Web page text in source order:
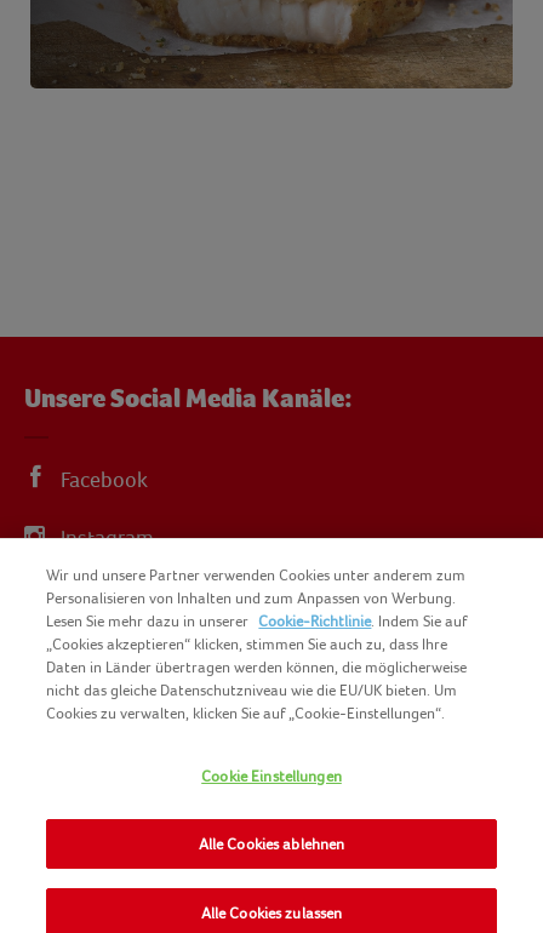
Unsere Social Media Kanäle:
Facebook
Instagram
YouTube
SITEMAP
KONTAKT
IMPRESSUM
NOMAD FOODS
NUTZUNGSBEDINGUNGEN
PRIVACY POLICY
Wir und unsere Partner verwenden Cookies unter anderem zum
Personalisieren von Inhalten und zum Anpassen von Werbung.
Lesen Sie mehr dazu in unserer Cookie-Richtlinie. Indem Sie auf
„Cookies akzeptieren“ klicken, stimmen Sie auch zu, dass Ihre
Daten in Länder übertragen werden können, die möglicherweise
nicht das gleiche Datenschutzniveau wie die EU/UK bieten. Um
Cookies zu verwalten, klicken Sie auf „Cookie-Einstellungen“.
Cookie Einstellungen
Alle Cookies ablehnen
Alle Cookies zulassen